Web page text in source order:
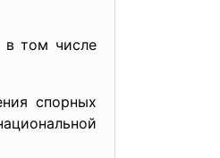
в том числе
спорных